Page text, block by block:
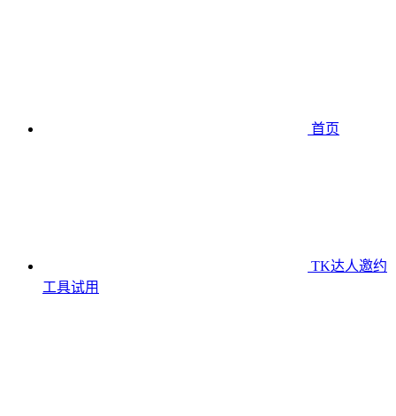
首页
TK达人邀约
工具试用